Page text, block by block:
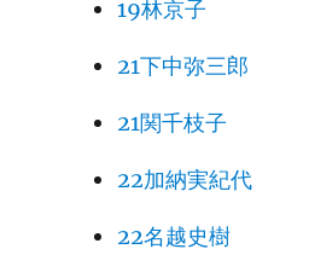
19林京子
21下中弥三郎
21関千枝子
22加納実紀代
22名越史樹